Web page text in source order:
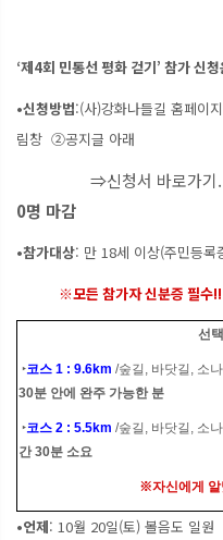
‘제4회 민통선 평화 걷기’ 참가 신
•신청방법:(사)강화나들길 홈페이지
림창 ②공지글 아래
⇒신청서 바로가기.
0명 마감
•참가대상: 만 18세 이상(주민등록
※모든 참가자 신분증 필수!! (
선
‣코스 1 : 9.6km /숲길, 바닷길, 소
30분 안에 완주 가능한 분
‣코스 2 : 5.5km /숲길, 바닷길, 소
간 30분 소요
※자신에게 알맞은 코스
•언제: 10월 20일(토) 볼음도 일원